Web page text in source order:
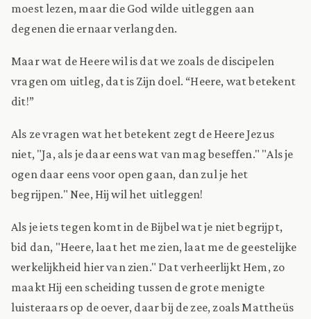
moest lezen, maar die God wilde uitleggen aan
degenen die ernaar verlangden.
Maar wat de Heere wil is dat we zoals de discipelen
vragen om uitleg, dat is Zijn doel. “Heere, wat betekent
dit!”
Als ze vragen wat het betekent zegt de Heere Jezus
niet, "Ja, als je daar eens wat van mag beseffen." "Als je
ogen daar eens voor open gaan, dan zul je het
begrijpen." Nee, Hij wil het uitleggen!
Als je iets tegen komt in de Bijbel wat je niet begrijpt,
bid dan, "Heere, laat het me zien, laat me de geestelijke
werkelijkheid hier van zien." Dat verheerlijkt Hem, zo
maakt Hij een scheiding tussen de grote menigte
luisteraars op de oever, daar bij de zee, zoals Mattheüs